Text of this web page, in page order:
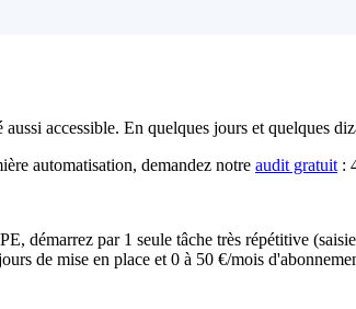
accessible. En quelques jours et quelques
automatisation, demandez notre audit gratuit :
démarrez par 1 seule tâche très répétitive
de mise en place et 0 à 50 €/mois